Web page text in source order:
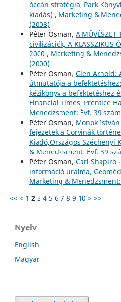
óceán stratégia, Park
kiadás) , Marketing &
(2008)
Péter Osman, A MŰVÉSZET
civilizációk, A KLASSZIKUS
2000 , Marketing &
(2000)
Péter Osman, Glen Arnold:
útmutatója a
kézikönyv a befektetéshez
Financial Times, Prentice
Menedzsment: Évf. 39
Péter Osman, Monok
fejezetek a Corvinák
Kiadó,Országos Széchenyi
& Menedzsment: Évf. 39
Péter Osman, Carl Shapiro
információ uralma,
Marketing &
<< < 1 2 3 4 5 6 7 8 9 10 > >>
Nyelv
English
Magyar